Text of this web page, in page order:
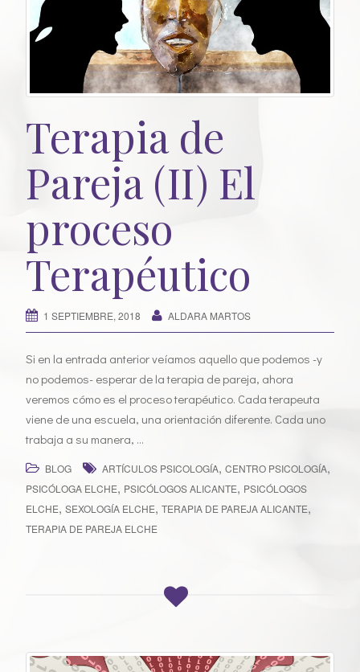
Terapia de
Pareja (II) El
proceso
Terapéutico
1 SEPTIEMBRE, 2018 ALDARA MARTOS
Si en la entrada anterior veíamos aquello que podemos -y
no podemos- esperar de la terapia de pareja, ahora
veremos cómo es el proceso terapéutico. Cada terapeuta
viene de una escuela, una orientación diferente. Cada uno
trabaja a su manera, …
BLOG ARTÍCULOS PSICOLOGÍA, CENTRO PSICOLOGÍA,
PSICÓLOGA ELCHE, PSICÓLOGOS ALICANTE, PSICÓLOGOS
ELCHE, SEXOLOGÍA ELCHE, TERAPIA DE PAREJA ALICANTE,
TERAPIA DE PAREJA ELCHE